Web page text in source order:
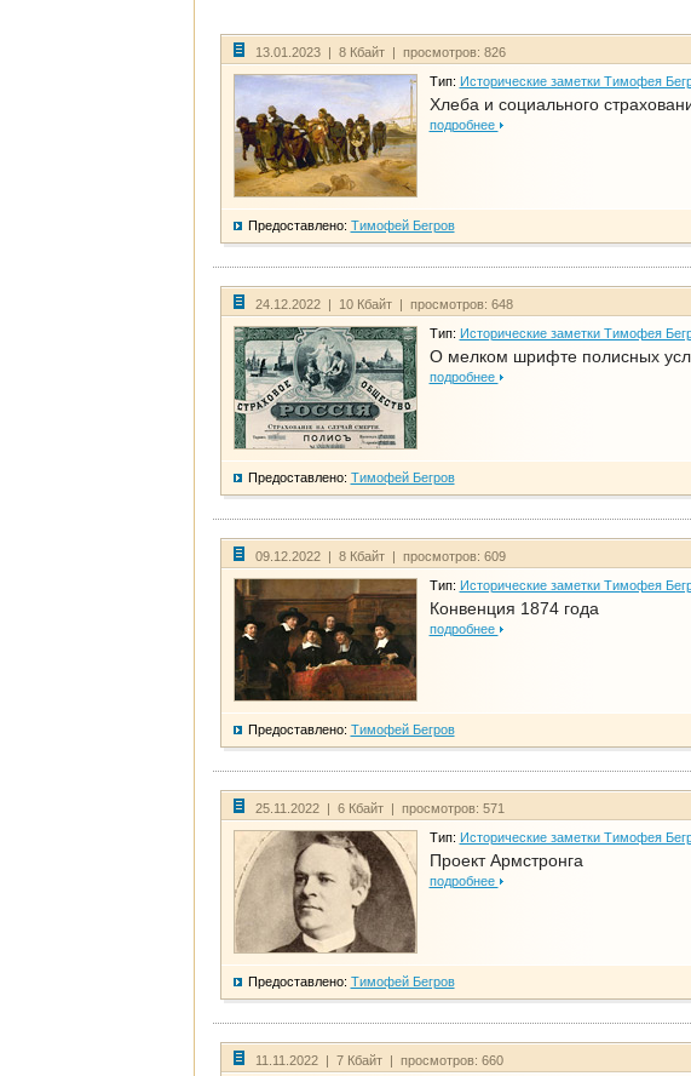
13.01.2023 | 8 Кбайт | просмотров: 826
Тип: Исторические заметки Тимофея
Хлеба и социального
подробнее
Предоставлено: Тимофей Бегров
24.12.2022 | 10 Кбайт | просмотров: 648
Тип: Исторические заметки Тимофея
О мелком шрифте полисных
подробнее
Предоставлено: Тимофей Бегров
09.12.2022 | 8 Кбайт | просмотров: 609
Тип: Исторические заметки Тимофея
Конвенция 1874 года
подробнее
Предоставлено: Тимофей Бегров
25.11.2022 | 6 Кбайт | просмотров: 571
Тип: Исторические заметки Тимофея
Проект Армстронга
подробнее
Предоставлено: Тимофей Бегров
11.11.2022 | 7 Кбайт | просмотров: 660